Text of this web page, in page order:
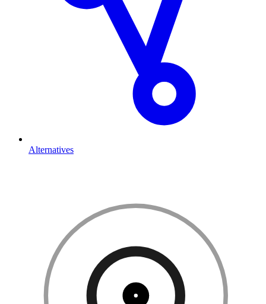
Alternatives